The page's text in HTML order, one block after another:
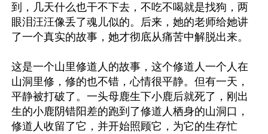
到，几天什么也干不下去，不吃不喝就是找狗，两
眼泪汪汪像丢了魂儿似的。后来，她的老师给她讲
了一个真实的故事，她才彻底从痛苦中解脱出来。
这是一个山里修道人的故事，这个修道人一个人在
山洞里修，修的也不错，心情很平静。但有一天，
平静被打破了。一头母鹿生下小鹿后就死了，刚出
生的小鹿阴错阳差的跑到了修道人栖身的山洞口，
修道人收留了它，并开始照顾它，为它的生存忙